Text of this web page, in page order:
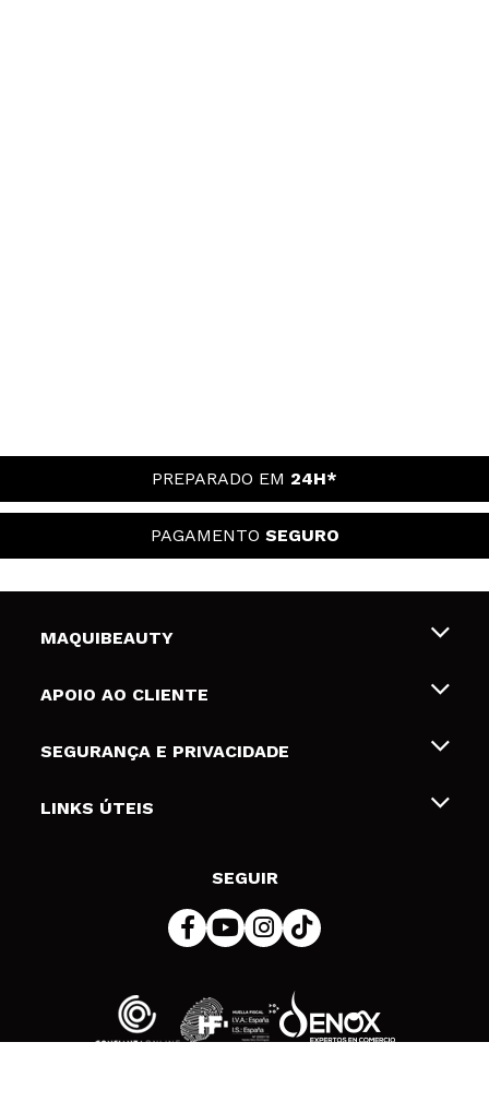
PREPARADO EM 24H*
PAGAMENTO SEGURO
MAQUIBEAUTY
Sobre nós
Gift Cards
APOIO AO CLIENTE
Envios e Devoluções
Formas de pagamento
SEGURANÇA E PRIVACIDADE
Termos e Privacidade
LINKS ÚTEIS
SEGUIR